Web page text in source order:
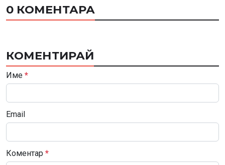
0 КОМЕНТАРА
КОМЕНТИРАЙ
Име *
Email
Коментар *